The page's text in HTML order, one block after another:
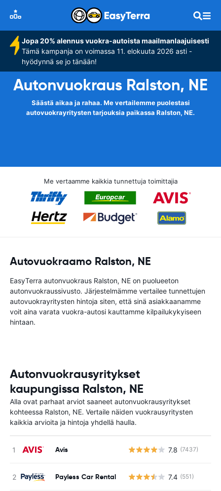
Jopa 20% alennus vuokra-autoista maailmanlaajuisesti
Tämä kampanja on voimassa 11. elokuuta 2026 asti -
hyödynnä se jo tänään!
Autonvuokraus Ralston, NE
Säästä aikaa ja rahaa. Me vertailemme puolestasi
autovuokrayritysten tarjouksia paikassa Ralston, NE.
Me vertaamme kaikkia tunnettuja toimittajia
Autovuokraamo Ralston, NE
EasyTerra autonvuokraus Ralston, NE on puolueeton
autonvuokraussivusto. Järjestelmämme vertailee tunnettujen
autovuokrayritysten hintoja siten, että sinä asiakkaanamme
voit aina varata vuokra-autosi kauttamme kilpailukykyiseen
hintaan.
Autonvuokrausyritykset
kaupungissa Ralston, NE
Alla ovat parhaat arviot saaneet autonvuokrausyritykset
kohteessa Ralston, NE. Vertaile näiden vuokrausyritysten
kaikkia arvioita ja hintoja yhdellä haulla.
Avis 7.8 (7437)
Payless Car Rental 7.4 (551)